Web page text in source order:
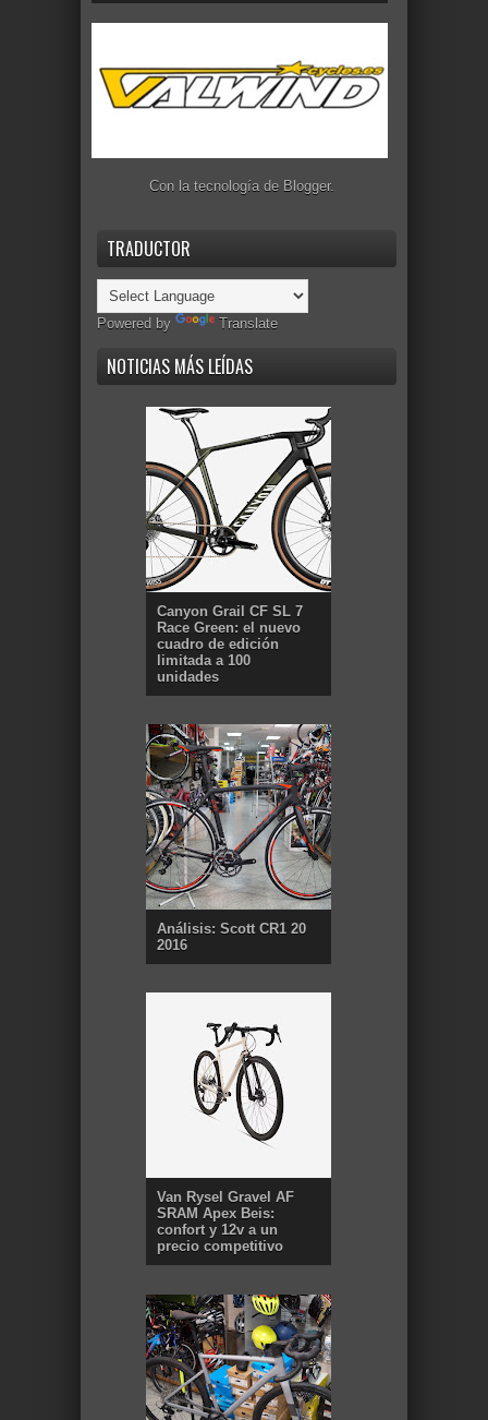
Con la tecnología de Blogger.
TRADUCTOR
Powered by Translate
NOTICIAS MÁS LEÍDAS
Canyon Grail CF SL 7
Race Green: el nuevo
cuadro de edición
limitada a 100
unidades
Análisis: Scott CR1 20
2016
Van Rysel Gravel AF
SRAM Apex Beis:
confort y 12v a un
precio competitivo